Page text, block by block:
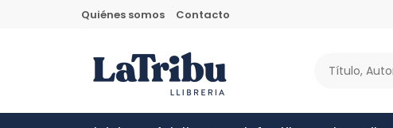
Quiénes somos Contacto